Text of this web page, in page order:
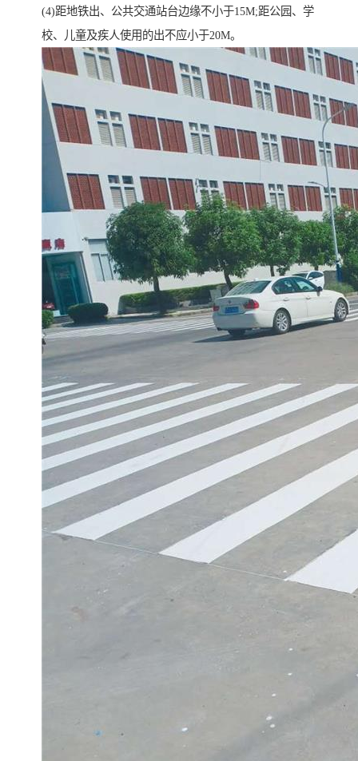
(4)距地铁出、公共交通站台边缘不小于15M;距公园、学
校、儿童及疾人使用的出不应小于20M。